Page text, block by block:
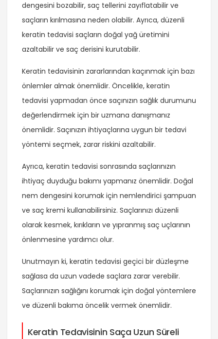
dengesini bozabilir, saç tellerini zayıflatabilir ve
saçların kırılmasına neden olabilir. Ayrıca, düzenli
keratin tedavisi saçların doğal yağ üretimini
azaltabilir ve saç derisini kurutabilir.
Keratin tedavisinin zararlarından kaçınmak için bazı
önlemler almak önemlidir. Öncelikle, keratin
tedavisi yapmadan önce saçınızın sağlık durumunu
değerlendirmek için bir uzmana danışmanız
önemlidir. Saçınızın ihtiyaçlarına uygun bir tedavi
yöntemi seçmek, zarar riskini azaltabilir.
Ayrıca, keratin tedavisi sonrasında saçlarınızın
ihtiyaç duyduğu bakımı yapmanız önemlidir. Doğal
nem dengesini korumak için nemlendirici şampuan
ve saç kremi kullanabilirsiniz. Saçlarınızı düzenli
olarak kesmek, kırıkların ve yıpranmış saç uçlarının
önlenmesine yardımcı olur.
Unutmayın ki, keratin tedavisi geçici bir düzleşme
sağlasa da uzun vadede saçlara zarar verebilir.
Saçlarınızın sağlığını korumak için doğal yöntemlere
ve düzenli bakıma öncelik vermek önemlidir.
Keratin Tedavisinin Saça Uzun Süreli